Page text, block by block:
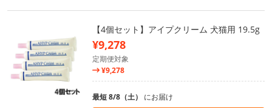
【4個セット】アイプクリーム 犬猫用 19.5g
¥9,278
定期便対象
¥9,278
最短 8/8（土） にお届け